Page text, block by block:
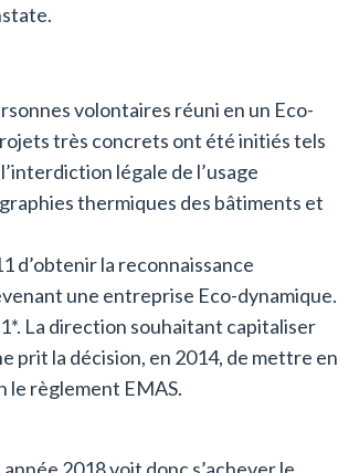
volontaires réuni en un Eco-
très concrets ont été initiés tels
légale de l’usage
thermiques des bâtiments et
d’obtenir la reconnaissance
une entreprise Eco-dynamique.
La direction souhaitant capitaliser
prit la décision, en 2014, de mettre en
le règlement EMAS.
2018 voit donc s’achever le